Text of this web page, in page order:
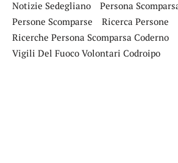
Notizie Sedegliano
Persona
Persone Scomparse
Ricerca Persone
Ricerche Persona Scomparsa Coderno
Vigili Del Fuoco Volontari Codroipo